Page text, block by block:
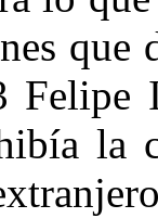
que
Felipe
la